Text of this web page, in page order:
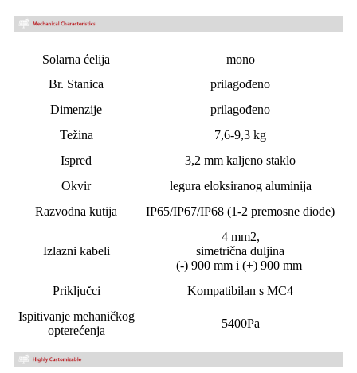
Solarna ćelija
mono
Br. Stanica
prilagođeno
Dimenzije
prilagođeno
Težina
7,6-9,3 kg
Ispred
3,2 mm kaljeno staklo
Okvir
legura eloksiranog aluminija
Razvodna kutija
IP65/IP67/IP68 (1-2 premosne diode)
Izlazni kabeli
4 mm2,
simetrična duljina
(-) 900 mm i (+) 900 mm
Priključci
Kompatibilan s MC4
Ispitivanje mehaničkog
opterećenja
5400Pa